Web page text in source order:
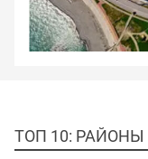
ТОП 10: РАЙОНЫ